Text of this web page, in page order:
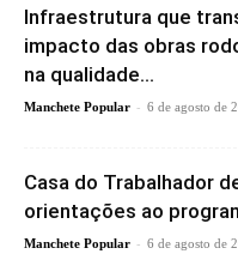
Infraestrutura que
impacto das obras
na qualidade...
Manchete Popular - 6 de agosto de
Casa do Trabalhador
orientações ao
Manchete Popular - 6 de agosto de